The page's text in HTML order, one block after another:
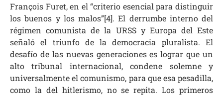
François Furet, en el “criterio esencial para distinguir
los buenos y los malos”[4]. El derrumbe interno del
régimen comunista de la URSS y Europa del Este
señaló el triunfo de la democracia pluralista. El
desafío de las nuevas generaciones es lograr que un
alto tribunal internacional, condene solemne y
universalmente el comunismo, para que esa pesadilla,
como la del hitlerismo, no se repita. Los primeros